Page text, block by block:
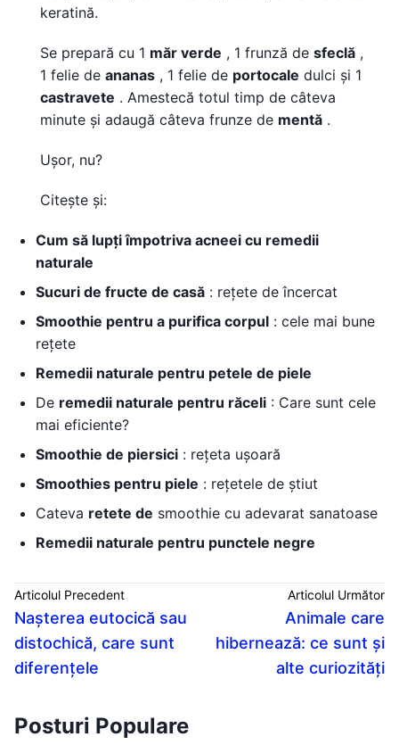
keratină.
Se prepară cu 1 măr verde , 1 frunză de sfeclă ,
1 felie de ananas , 1 felie de portocale dulci și 1
castravete . Amestecă totul timp de câteva
minute și adaugă câteva frunze de mentă .
Ușor, nu?
Citește și:
Cum să lupți împotriva acneei cu remedii
naturale
Sucuri de fructe de casă : rețete de încercat
Smoothie pentru a purifica corpul : cele mai bune
rețete
Remedii naturale pentru petele de piele
De remedii naturale pentru răceli : Care sunt cele
mai eficiente?
Smoothie de piersici : rețeta ușoară
Smoothies pentru piele : rețetele de știut
Cateva retete de smoothie cu adevarat sanatoase
Remedii naturale pentru punctele negre
Articolul Precedent
Nașterea eutocică sau
distochică, care sunt
diferențele
Articolul Următor
Animale care
hibernează: ce sunt și
alte curiozități
Posturi Populare